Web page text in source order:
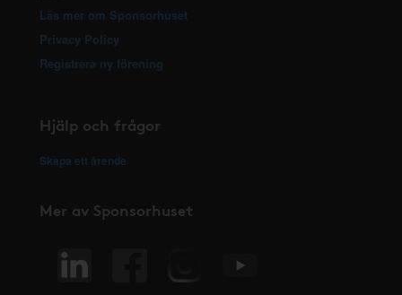
Läs mer om Sponsorhuset
Privacy Policy
Registrera ny förening
Hjälp och frågor
Skapa ett ärende
Mer av Sponsorhuset